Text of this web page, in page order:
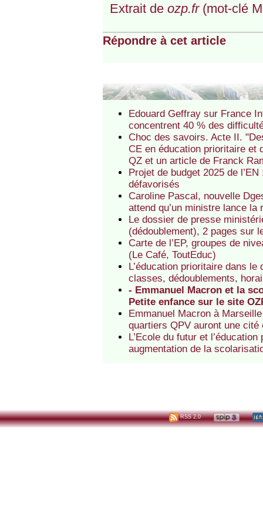
Extrait de ozp.fr(mot-clé
Répondre à cet article
Edouard Geffray sur France
concentrent 40 % des
Choc des savoirs. Acte II.
CE en éducation prioritaire et
QZ et un article de Franck
Projet de budget 2025 de
défavorisés
Caroline Pascal, nouvelle
attend qu’un ministre lance la
Le dossier de presse
(dédoublement), 2 pages sur
Carte de l’EP, groupes de
(Le Café, ToutEduc)
L’éducation prioritaire dans
classes, dédoublements,
- Emmanuel Macron et la
Petite enfance sur le site
Emmanuel Macron à
quartiers QPV auront une cité
L’Ecole du futur et
augmentation de la
RSS 2.0